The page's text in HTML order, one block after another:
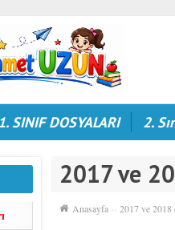
1. SINIF DOSYALARI 2.
2017 ve
Anasayfa ››2017 ve 2018